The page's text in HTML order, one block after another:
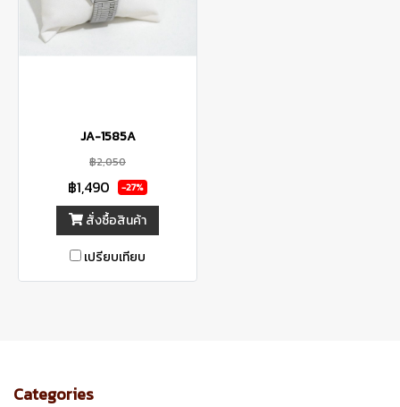
JA-1585A
฿2,050
฿1,490 -27%
สั่งซื้อสินค้า
เปรียบเทียบ
Categories